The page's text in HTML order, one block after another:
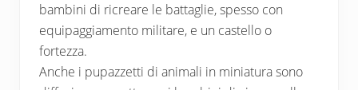
bambini di ricreare le battaglie, spesso con
equipaggiamento militare, e un castello o
fortezza.
Anche i pupazzetti di animali in miniatura sono